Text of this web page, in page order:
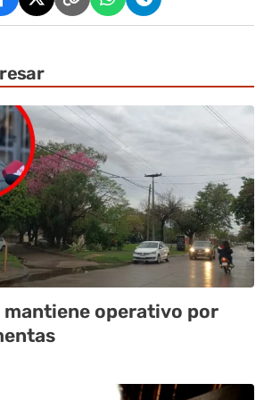
mantiene operativo por